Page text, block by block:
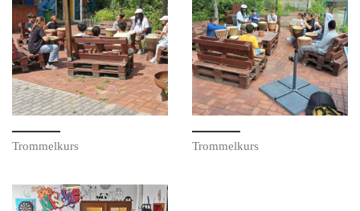
Trommelkurs Trommelkurs